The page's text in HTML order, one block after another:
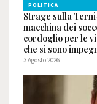
POLITICA
Strage sulla
macchina dei
cordoglio per le
che si sono
3 Agosto 2026